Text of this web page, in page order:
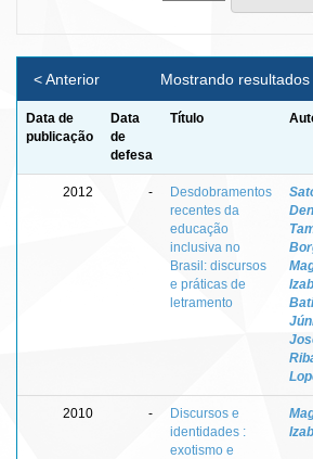
Mostrando
< Anterior
Data de
publicação
Data
de
defesa
Título
2012 -
Desdobramentos
recentes da
educação
inclusiva no
Brasil: discursos
e práticas de
letramento
2010 -
Discursos e
identidades :
exotismo e